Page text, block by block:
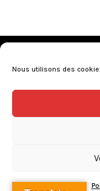
Nous utilisons des
Conditions
L’abus d’alcool